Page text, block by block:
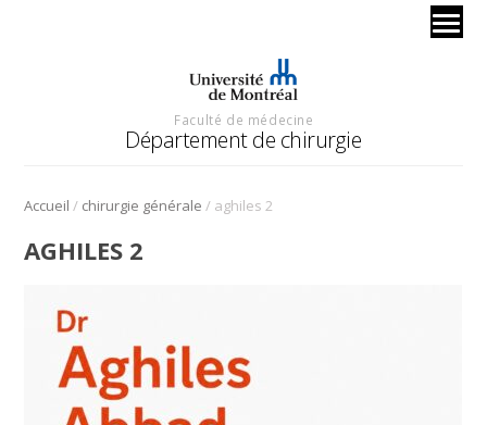
Faculté de médecine
Département de chirurgie
Accueil / chirurgie générale / aghiles 2
AGHILES 2